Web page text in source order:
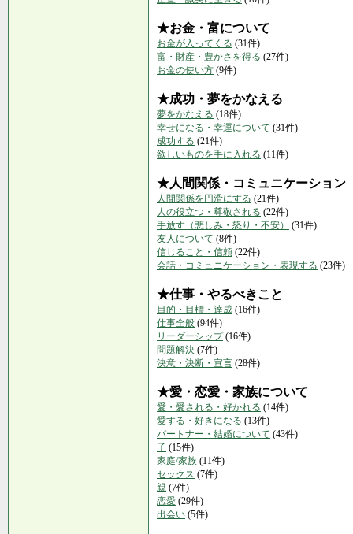
★お金・富について
お金が入ってくる (31件)
富・財産・豊かさを得る (27件)
お金の使い方 (9件)
★成功・夢をかなえる
夢をかなえる (18件)
幸せになる・幸運について (31件)
成功する (21件)
欲しいものを手に入れる (11件)
★人間関係・コミュニケーション
人間関係を円滑にする (21件)
人の役立つ・尊敬される (22件)
手放す（悲しみ・怒り・不安）
(31件)
友人について (8件)
信じること・信頼 (22件)
会話・コミュニケーション・表現する (23件)
★仕事・やるべきこと
目的・目標・達成 (16件)
仕事全般 (94件)
リーダーシップ(16件)
問題解決 (7件)
決意・決断・宣言 (28件)
★愛・恋愛・家族について
愛・愛される・好かれる (14件)
愛する・好きになる (13件)
パートナー・結婚について (43件)
子 (15件)
家庭/家族 (11件)
セックス (7件)
親 (7件)
恋愛 (29件)
出会い (5件)